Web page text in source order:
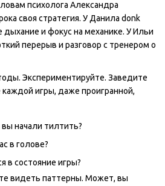
психолога Александра
своя стратегия. У Данила donk
дыхание и фокус на механике. У Ильи
перерыв и разговор с тренером о
Экспериментируйте. Заведите
игры, даже проигранной,
начали тилтить?
в голове?
в состояние игры?
видеть паттерны. Может, вы